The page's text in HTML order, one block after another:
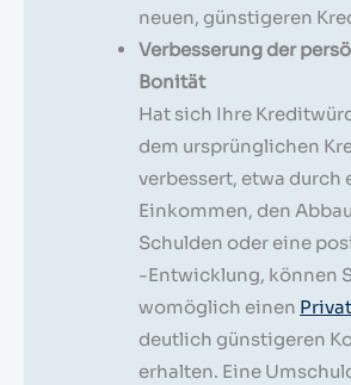
neuen, günstigeren
Verbesserung der
Bonität
Hat sich Ihre
dem ursprünglichen
verbessert, etwa durch
Einkommen, den
Schulden oder eine
-Entwicklung, können
womöglich einen
deutlich günstigeren
erhalten. Eine